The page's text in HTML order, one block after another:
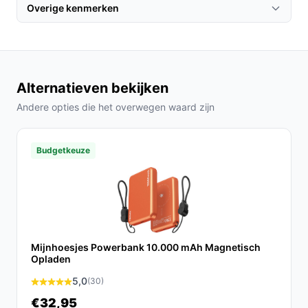
3. Schakel de powerbank in en begin met opladen!
Specificaties in mensentaal
smartphone tot 20 keer kunt opladen, wat ideaal is
voor lange dagen zonder toegang tot
apparaten gelijktijdig opladen, wat perfect is voor
Veelgestelde vragen
Hoe lang gaat dit product mee?
De levensduur van de Banky powerbank is afhankelijk
deze jaren meegaan.
Overige kenmerken
Alternatieven bekijken
Andere opties die het overwegen waard zijn
Budgetkeuze
Mijnhoesjes Powerbank 10.000 mAh Magnetisch
Opladen
5,0(30)
€32,95